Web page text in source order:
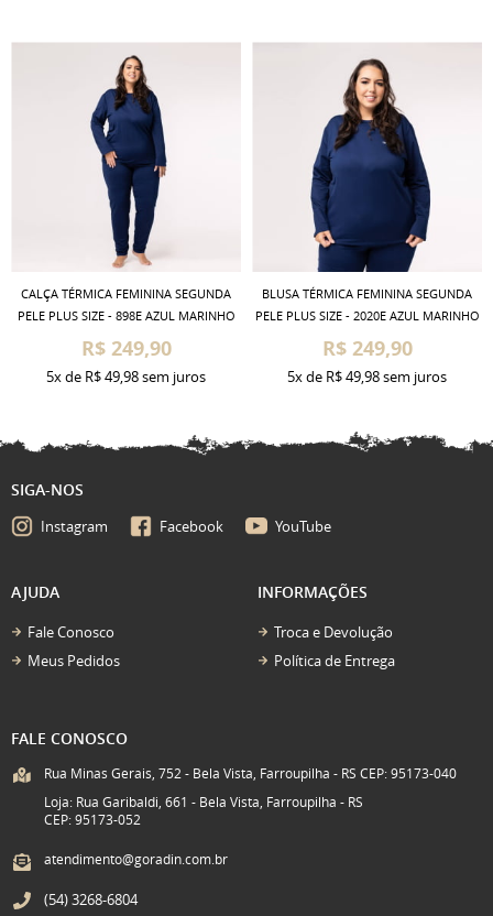
CALÇA TÉRMICA FEMININA SEGUNDA
PELE PLUS SIZE - 898E AZUL MARINHO
R$ 249,90
5xde R$ 49,98sem juros
BLUSA TÉRMICA FEMININA SEGUNDA
PELE PLUS SIZE - 2020E AZUL MARINHO
R$ 249,90
5xde R$ 49,98sem juros
SIGA-NOS
Instagram Facebook YouTube
AJUDA
Fale Conosco
Meus Pedidos
INFORMAÇÕES
Troca e Devolução
Política de Entrega
FALE CONOSCO
Rua Minas Gerais, 752 - Bela Vista, Farroupilha - RS CEP: 95173-040
Loja: Rua Garibaldi, 661 - Bela Vista, Farroupilha - RS
CEP: 95173-052
atendimento@goradin.com.br
(54)3268-6804